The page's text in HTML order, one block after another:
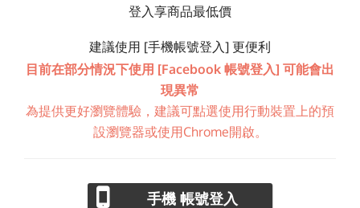
登入享商品最低價
建議使用 [手機帳號登入] 更便利
目前在部分情況下使用 [Facebook 帳號登入] 可能會出
現異常
為提供更好瀏覽體驗，建議可點選使用行動裝置上的預
設瀏覽器或使用Chrome開啟。
手機 帳號登入